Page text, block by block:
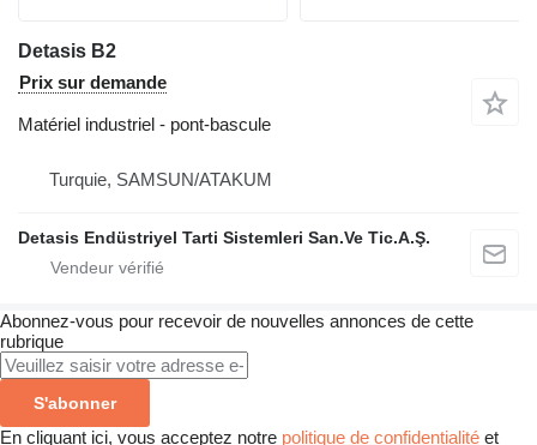
Detasis B2
Prix sur demande
Matériel industriel - pont-bascule
Turquie, SAMSUN/ATAKUM
Detasis Endüstriyel Tarti Sistemleri San.Ve Tic.A.Ş.
Abonnez-vous pour recevoir de nouvelles annonces de cette
rubrique
S'abonner
En cliquant ici, vous acceptez notre politique de confidentialité et